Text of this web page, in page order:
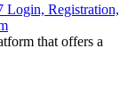
Login, Registration,
that offers a